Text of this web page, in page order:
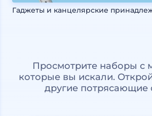
Гаджеты и канцелярские
Просмотрите наборы с
которые вы искали.
другие потрясающие